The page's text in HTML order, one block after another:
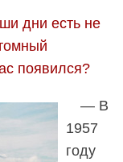
дни есть не
появился?
— В
1957
году